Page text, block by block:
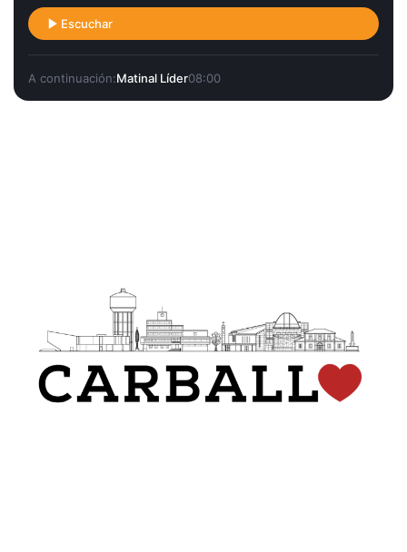
Escuchar
A continuación:Matinal Líder08:00